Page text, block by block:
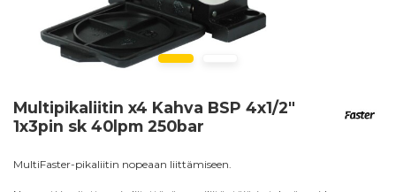
Multipikaliitin x4 Kahva BSP 4x1/2"
1x3pin sk 40lpm 250bar
MultiFaster-pikaliitin nopeaan liittämiseen.